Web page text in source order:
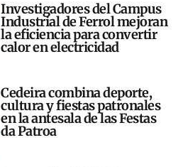
Investigadores del Campus
Industrial de Ferrol mejoran
la eficiencia para convertir
calor en electricidad
Cedeira combina deporte,
cultura y fiestas patronales
en la antesala de las Festas
da Patroa